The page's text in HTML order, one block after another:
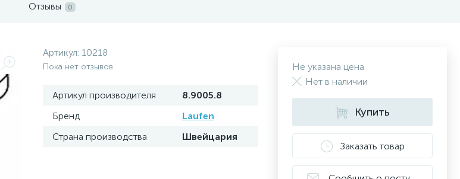
Отзывы 0
Артикул: 10218
Пока нет отзывов
Артикул производителя
8.9005.8
Бренд
Laufen
Страна производства
Швейцария
Не указана цена
Нет в наличии
Купить
Заказать товар